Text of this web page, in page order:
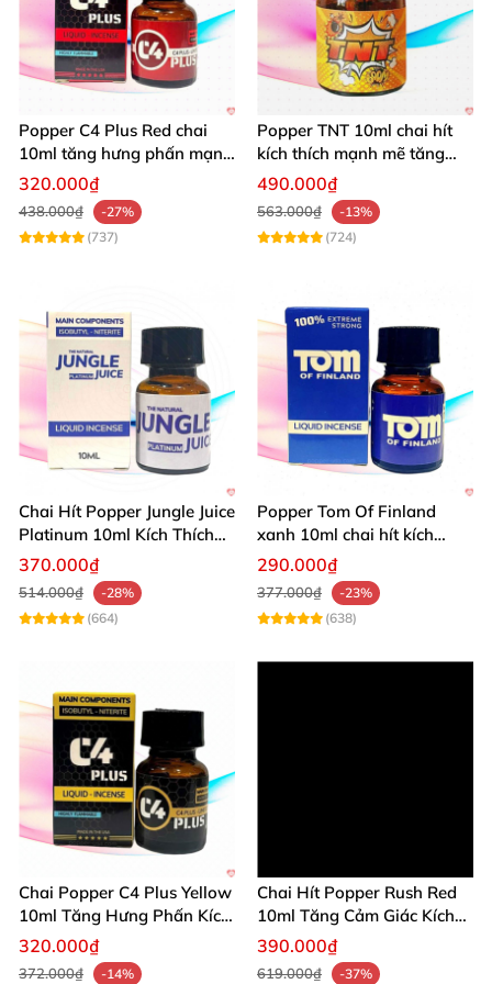
Popper C4 Plus Red chai
10ml tăng hưng phấn mạnh
mẽ kích thích
320.000₫
438.000₫
-27%
(737)
Popper TNT 10ml chai hít
kích thích mạnh mẽ tăng
cảm giác
490.000₫
563.000₫
-13%
(724)
Chai Hít Popper Jungle Juice
Platinum 10ml Kích Thích
Mạnh
370.000₫
514.000₫
-28%
(664)
Popper Tom Of Finland
xanh 10ml chai hít kích
thích mạnh mẽ
290.000₫
377.000₫
-23%
(638)
Chai Popper C4 Plus Yellow
10ml Tăng Hưng Phấn Kích
Thích Mạnh
320.000₫
372.000₫ -14%
Chai Hít Popper Rush Red
10ml Tăng Cảm Giác Kích
Thích Mạnh
390.000₫
619.000₫ -37%